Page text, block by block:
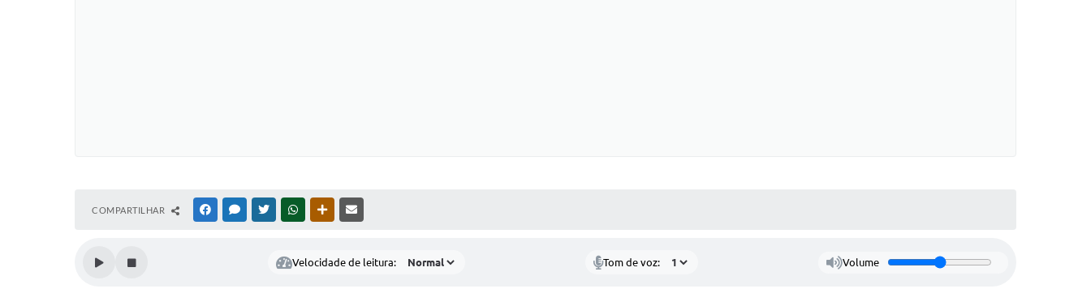
COMPARTILHAR FACEBOOKMESSENGER
TWITTERWHATSAPPOUTRAS MÍDIAS
Velocidade de leitura: Tom de voz: Volume